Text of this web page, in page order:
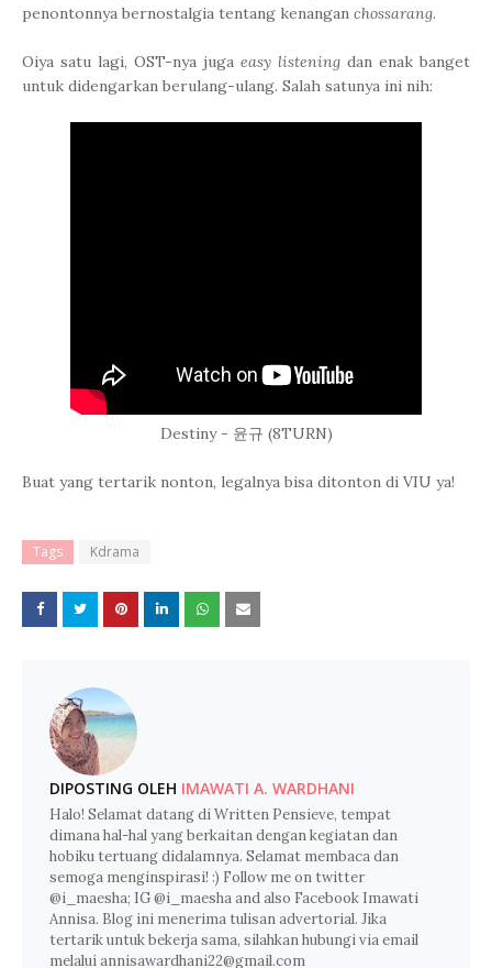
penontonnya bernostalgia tentang kenangan chossarang.
Oiya satu lagi, OST-nya juga easy listening dan enak banget
untuk didengarkan berulang-ulang. Salah satunya ini nih:
Destiny - 윤규 (8TURN)
Buat yang tertarik nonton, legalnya bisa ditonton di VIU ya!
Tags Kdrama
DIPOSTING OLEH IMAWATI A. WARDHANI
Halo! Selamat datang di Written Pensieve, tempat
dimana hal-hal yang berkaitan dengan kegiatan dan
hobiku tertuang didalamnya. Selamat membaca dan
semoga menginspirasi! :) Follow me on twitter
@i_maesha; IG @i_maesha and also Facebook Imawati
Annisa. Blog ini menerima tulisan advertorial. Jika
tertarik untuk bekerja sama, silahkan hubungi via email
melalui annisawardhani22@gmail.com